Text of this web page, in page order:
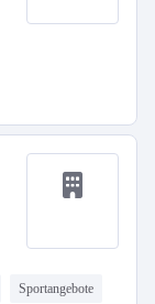
Sportangebote